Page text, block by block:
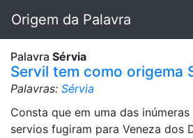
Origem da Palavra
Palavra Sérvia
Servil tem como origema
Palavras: Sérvia
Consta que em uma das
servios fugiram para Veneza dos